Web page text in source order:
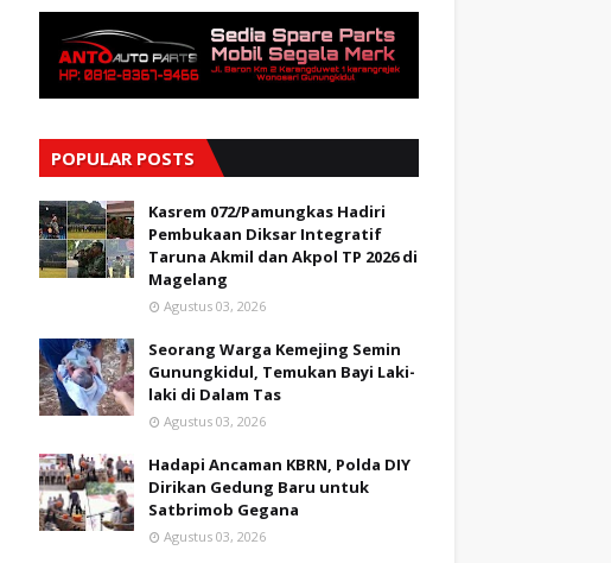
POPULAR POSTS
Kasrem 072/Pamungkas Hadiri
Pembukaan Diksar Integratif
Taruna Akmil dan Akpol TP 2026 di
Magelang
Agustus 03, 2026
Seorang Warga Kemejing Semin
Gunungkidul, Temukan Bayi Laki-
laki di Dalam Tas
Agustus 03, 2026
Hadapi Ancaman KBRN, Polda DIY
Dirikan Gedung Baru untuk
Satbrimob Gegana
Agustus 03, 2026